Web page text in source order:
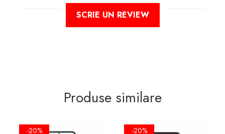
NU MODIFICAIN NICI UN FEL
FUNCTIONALITATEA NORMALA
CONTINUARE!
SCRIE UN REVIEW
Produse similare
-20% -20%